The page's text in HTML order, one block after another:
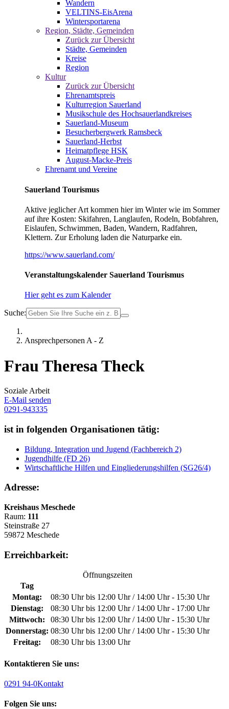
Wandern
VELTINS-EisArena
Wintersportarena
Region, Städte, Gemeinden
Zurück zur Übersicht
Städte, Gemeinden
Kreise
Region
Kultur
Zurück zur Übersicht
Ehrenamtspreis
Kulturregion Sauerland
Musikschule des Hochsauerlandkreises
Sauerland-Museum
Besucherbergwerk Ramsbeck
Sauerland-Herbst
Heimatpflege HSK
August-Macke-Preis
Ehrenamt und Vereine
Sauerland Tourismus
Aktive jeglicher Art kommen hier im Winter wie im Sommer
auf ihre Kosten: Skifahren, Langlaufen, Rodeln, Bobfahren,
Eislaufen, Schwimmen, Baden, Wandern, Radfahren,
Klettern. Zur Erholung laden die Naturparke ein.
https://www.sauerland.com/
Veranstaltungskalender Sauerland Tourismus
Hier geht es zum Kalender
Suche:
Ansprechpersonen A - Z
Frau Theresa Theck
Soziale Arbeit
E-Mail senden
0291-943335
ist in folgenden Organisationen tätig:
Bildung, Integration und Jugend (Fachbereich 2)
Jugendhilfe (FD 26)
Wirtschaftliche Hilfen und Eingliederungshilfen (SG26/4)
Adresse:
Kreishaus Meschede
Raum: 111
Steinstraße 27
59872 Meschede
Erreichbarkeit:
Öffnungszeiten
Tag
Montag:
08:30 Uhr bis 12:00 Uhr / 14:00 Uhr - 15:30 Uhr
Dienstag:
08:30 Uhr bis 12:00 Uhr / 14:00 Uhr - 17:00 Uhr
Mittwoch:
08:30 Uhr bis 12:00 Uhr / 14:00 Uhr - 15:30 Uhr
Donnerstag: 08:30 Uhr bis 12:00 Uhr / 14:00 Uhr - 15:30 Uhr
Freitag:
08:30 Uhr bis 13:00 Uhr
Kontaktieren Sie uns:
0291 94-0Kontakt
Folgen Sie uns: